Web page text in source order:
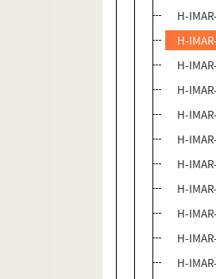
H-
H-
H-
H-
H-
H-
H-
H-
H-
H-
H-